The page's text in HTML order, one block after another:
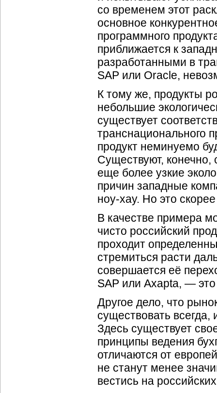
со временем этот
основное
программного
приближается к
разработанными в
SAP или Oracle,
К тому же, продукты
небольшие
существует
транснационального
продукт неминуемо
Существуют, конечно,
еще более узкие
причин западные
ноу-хау. Но это
В качестве примера
чисто российский
проходит
стремиться расти
совершается её
SAP или Axapta, —
Другое дело, что
существовать
Здесь существует
принципы ведения
отличаются от
не станут менее
вестись на